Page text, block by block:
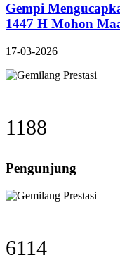
Gempi
1447 H Mohon
17-03-2026
1188
Pengunjung
6114